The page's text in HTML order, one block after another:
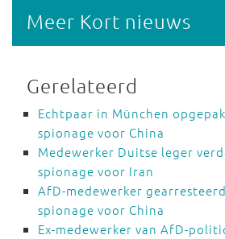
Meer Kort nieuws
Gerelateerd
Echtpaar in München
spionage voor China
Medewerker Duitse leger
spionage voor Iran
AfD-medewerker
spionage voor China
Ex-medewerker van AfD-